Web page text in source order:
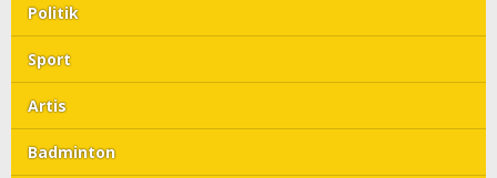
Politik
Sport
Artis
Badminton